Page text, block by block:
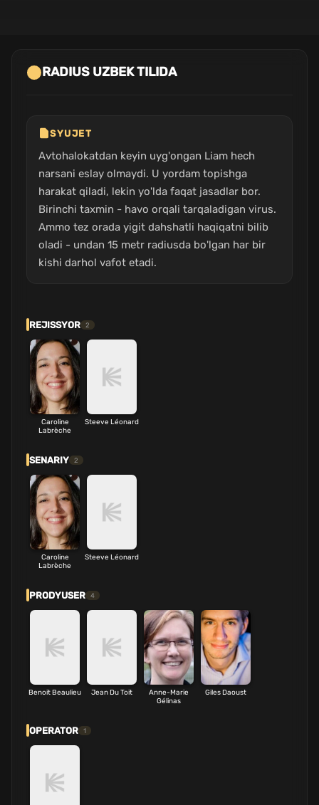
RADIUS UZBEK TILIDA
SYUJET
Avtohalokatdan keyin uyg'ongan Liam hech
narsani eslay olmaydi. U yordam topishga
harakat qiladi, lekin yo'lda faqat jasadlar bor.
Birinchi taxmin - havo orqali tarqaladigan virus.
Ammo tez orada yigit dahshatli haqiqatni bilib
oladi - undan 15 metr radiusda bo'lgan har bir
kishi darhol vafot etadi.
REJISSYOR 2
Caroline
Labrèche
Steeve Léonard
SENARIY 2
Caroline
Labrèche
Steeve Léonard
PRODYUSER 4
Benoit Beaulieu Jean Du Toit
Anne-Marie
Gélinas
Giles Daoust
OPERATOR 1